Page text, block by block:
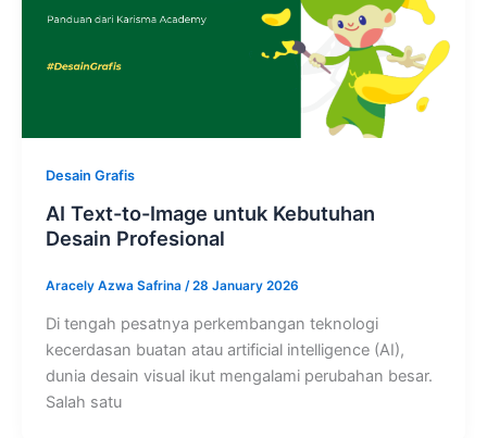
Desain Grafis
AI Text-to-Image untuk Kebutuhan
Desain Profesional
Aracely Azwa Safrina /28 January 2026
Di tengah pesatnya perkembangan teknologi
kecerdasan buatan atau artificial intelligence (AI),
dunia desain visual ikut mengalami perubahan besar.
Salah satu